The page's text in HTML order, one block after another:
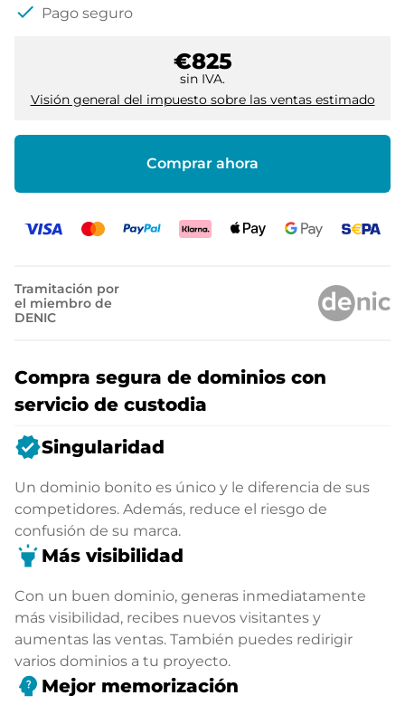
check Pago seguro
€825
sin IVA.
Visión general del impuesto sobre las ventas estimado
Comprar ahora
Tramitación por
el miembro de
DENIC
Compra segura de dominios con
servicio de custodia
verifiedSingularidad
Un dominio bonito es único y le diferencia de sus
competidores. Además, reduce el riesgo de
confusión de su marca.
highlight Más visibilidad
Con un buen dominio, generas inmediatamente
más visibilidad, recibes nuevos visitantes y
aumentas las ventas. También puedes redirigir
varios dominios a tu proyecto.
psychology_alt Mejor memorización